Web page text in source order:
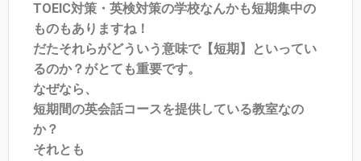
TOEIC対策・英検対策の学校なんかも短期集中の
ものもありますね！
だたそれらがどういう意味で【短期】といってい
るのか？がとても重要です。
なぜなら、
短期間の英会話コースを提供している教室なの
か？
それとも